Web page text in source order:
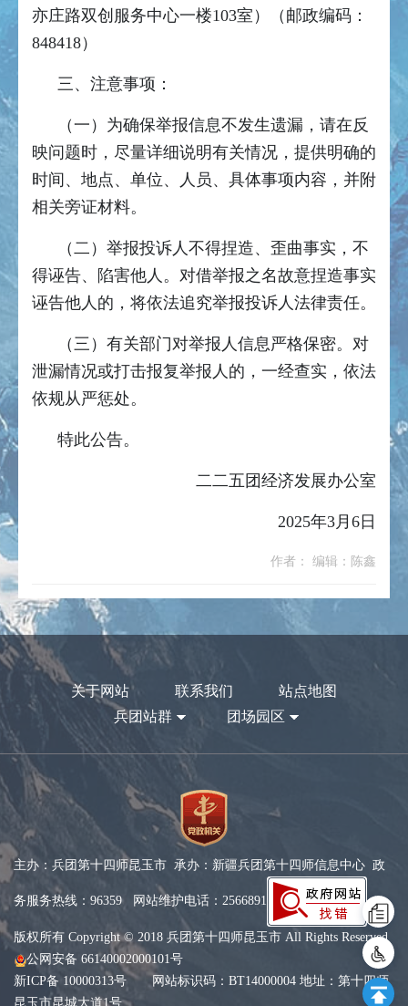
亦庄路双创服务中心一楼103室）（邮政编码：
848418）
三、注意事项：
（一）为确保举报信息不发生遗漏，请在反
映问题时，尽量详细说明有关情况，提供明确的
时间、地点、单位、人员、具体事项内容，并附
相关旁证材料。
（二）举报投诉人不得捏造、歪曲事实，不
得诬告、陷害他人。对借举报之名故意捏造事实
诬告他人的，将依法追究举报投诉人法律责任。
（三）有关部门对举报人信息严格保密。对
泄漏情况或打击报复举报人的，一经查实，依法
依规从严惩处。
特此公告。
二二五团经济发展办公室
2025年3月6日
作者： 编辑：陈鑫
关于网站 联系我们
站点地图
兵团站群
团场园区
主办：兵团第十四师昆玉市 承办：新疆兵团第十四师信息中心 政
务服务热线：96359 网站维护电话：2566891
版权所有 Copyright © 2018 兵团第十四师昆玉市 All Rights Reserved
公网安备 66140002000101号
新ICP备 10000313号 网站标识码：BT14000004 地址：第十四师
昆玉市昆城大道1号